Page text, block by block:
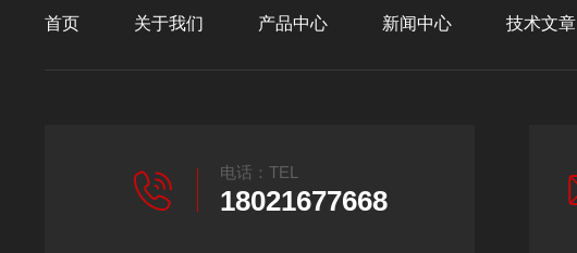
首页 关于我们 产品中心 新闻中心 技术文章
电话：TEL
18021677668